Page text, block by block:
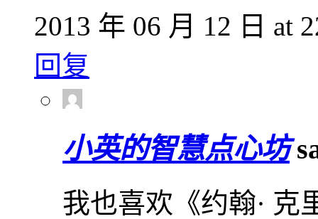
2013 年 06 月 12 日 at
回复
小英的智慧点心坊
我也喜欢《约翰· 克